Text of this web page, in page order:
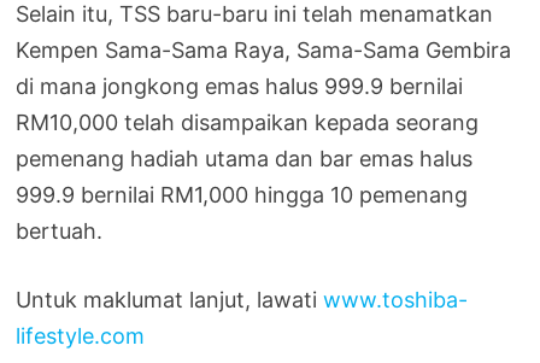
Selain itu, TSS baru-baru ini telah menamatkan
Kempen Sama-Sama Raya, Sama-Sama Gembira
di mana jongkong emas halus 999.9 bernilai
RM10,000 telah disampaikan kepada seorang
pemenang hadiah utama dan bar emas halus
999.9 bernilai RM1,000 hingga 10 pemenang
bertuah.
Untuk maklumat lanjut, lawatiwww.toshiba-
lifestyle.com